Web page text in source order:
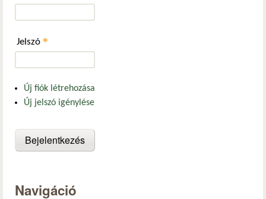
Jelszó *
Új fiók létrehozása
Új jelszó igénylése
Navigáció